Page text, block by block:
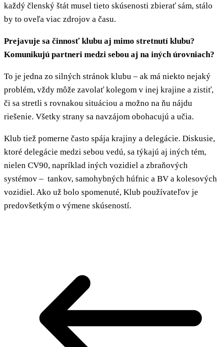
každý členský štát musel tieto skúsenosti zbierať sám, stálo
by to oveľa viac zdrojov a času.
Prejavuje sa činnosť klubu aj mimo stretnutí klubu?
Komunikujú partneri medzi sebou aj na iných úrovniach?
To je jedna zo silných stránok klubu – ak má niekto nejaký
problém, vždy môže zavolať kolegom v inej krajine a zistiť,
či sa stretli s rovnakou situáciou a možno na ňu nájdu
riešenie. Všetky strany sa navzájom obohacujú a učia.
Klub tiež pomerne často spája krajiny a delegácie. Diskusie,
ktoré delegácie medzi sebou vedú, sa týkajú aj iných tém,
nielen CV90, napríklad iných vozidiel a zbraňových
systémov – tankov, samohybných húfnic a BV a kolesových
vozidiel. Ako už bolo spomenuté, Klub používateľov je
predovšetkým o výmene skúseností.